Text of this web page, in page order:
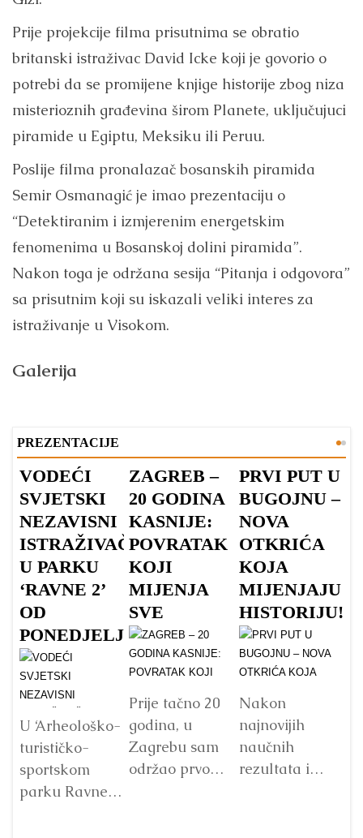
Prije projekcije filma prisutnima se obratio
britanski istraživac David Icke koji je govorio o
potrebi da se promijene knjige historije zbog niza
misterioznih građevina širom Planete, uključujuci
piramide u Egiptu, Meksiku ili Peruu.
Poslije filma pronalazač bosanskih piramida
Semir Osmanagić je imao prezentaciju o
“Detektiranim i izmjerenim energetskim
fenomenima u Bosanskoj dolini piramida”.
Nakon toga je održana sesija “Pitanja i odgovora”
sa prisutnim koji su iskazali veliki interes za
istraživanje u Visokom.
Galerija
PREZENTACIJE
VODEĆI
SVJETSKI
NEZAVISNI
ISTRAŽIVAČI
U PARKU
‘RAVNE 2’
OD
PONEDJELJKA
U ‘Arheološko-
turističko-
sportskom
parku Ravne 2’
ZAGREB –
20 GODINA
KASNIJE:
POVRATAK
KOJI
MIJENJA
SVE
Prije tačno 20
godina, u
Zagrebu sam
održao prvo
PRVI PUT U
BUGOJNU –
NOVA
OTKRIĆA
KOJA
MIJENJAJU
HISTORIJU!
Nakon
najnovijih
naučnih
rezultata i